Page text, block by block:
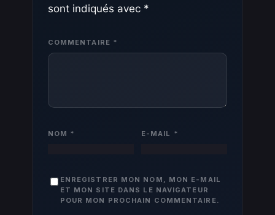
sont indiqués avec *
COMMENTAIRE *
NOM * E-MAIL *
ENREGISTRER MON NOM, MON E-MAIL
ET MON SITE DANS LE NAVIGATEUR
POUR MON PROCHAIN COMMENTAIRE.